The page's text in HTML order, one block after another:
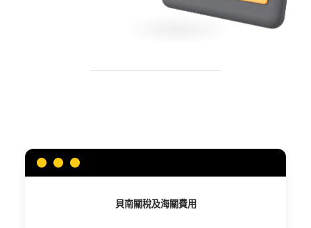
貝南關稅及海關費用